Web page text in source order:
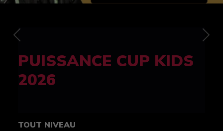
FELINE CUP 100%
féminine
TOUT NIVEAU
Previous Next